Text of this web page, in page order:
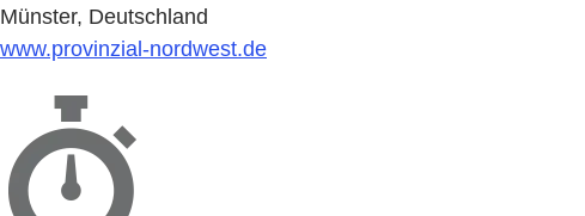
Münster, Deutschland
www.provinzial-nordwest.de